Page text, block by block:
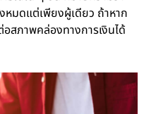
มดแต่เพียงผู้เดียว ถ้าหาก
สภาพคล่องทางการเงินได้